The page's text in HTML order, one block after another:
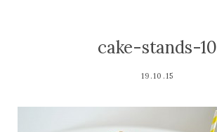
cake-stands-10
19.10.15